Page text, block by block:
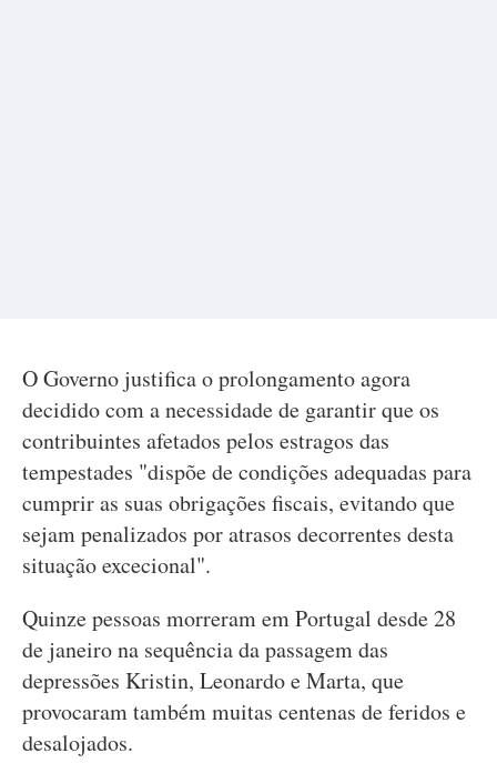
O Governo justifica o prolongamento agora
decidido com a necessidade de garantir que os
contribuintes afetados pelos estragos das
tempestades "dispõe de condições adequadas para
cumprir as suas obrigações fiscais, evitando que
sejam penalizados por atrasos decorrentes desta
situação excecional".
Quinze pessoas morreram em Portugal desde 28
de janeiro na sequência da passagem das
depressões Kristin, Leonardo e Marta, que
provocaram também muitas centenas de feridos e
desalojados.